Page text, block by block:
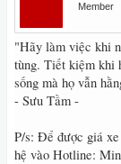
Member
"Hãy làm việc khi
tùng. Tiết kiệm khi
sống mà họ vẫn
- Sưu Tầm -
P/s: Để được giá
hệ vào Hotline: